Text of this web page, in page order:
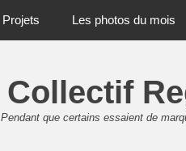
Projets Les photos du mois
Collectif
Pendant que certains essaient de